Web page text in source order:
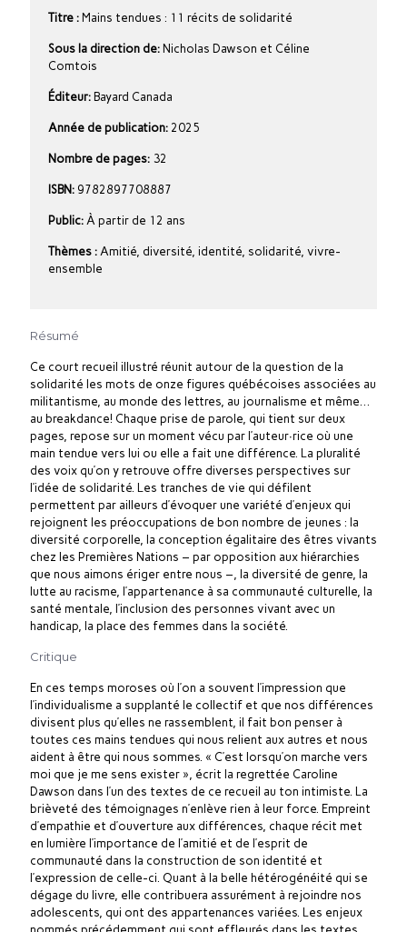
Titre : Mains tendues : 11 récits de solidarité
Sous la direction de: Nicholas Dawson et Céline
Comtois
Éditeur: Bayard Canada
Année de publication: 2025
Nombre de pages: 32
ISBN: 9782897708887
Public: À partir de 12 ans
Thèmes : Amitié, diversité, identité, solidarité, vivre-
ensemble
Résumé
Ce court recueil illustré réunit autour de la question de la
solidarité les mots de onze figures québécoises associées au
militantisme, au monde des lettres, au journalisme et même…
au breakdance! Chaque prise de parole, qui tient sur deux
pages, repose sur un moment vécu par l’auteur∙rice où une
main tendue vers lui ou elle a fait une différence. La pluralité
des voix qu’on y retrouve offre diverses perspectives sur
l’idée de solidarité. Les tranches de vie qui défilent
permettent par ailleurs d’évoquer une variété d’enjeux qui
rejoignent les préoccupations de bon nombre de jeunes : la
diversité corporelle, la conception égalitaire des êtres vivants
chez les Premières Nations – par opposition aux hiérarchies
que nous aimons ériger entre nous –, la diversité de genre, la
lutte au racisme, l’appartenance à sa communauté culturelle, la
santé mentale, l’inclusion des personnes vivant avec un
handicap, la place des femmes dans la société.
Critique
En ces temps moroses où l’on a souvent l’impression que
l’individualisme a supplanté le collectif et que nos différences
divisent plus qu’elles ne rassemblent, il fait bon penser à
toutes ces mains tendues qui nous relient aux autres et nous
aident à être qui nous sommes. « C’est lorsqu’on marche vers
moi que je me sens exister », écrit la regrettée Caroline
Dawson dans l’un des textes de ce recueil au ton intimiste. La
brièveté des témoignages n’enlève rien à leur force. Empreint
d’empathie et d’ouverture aux différences, chaque récit met
en lumière l’importance de l’amitié et de l’esprit de
communauté dans la construction de son identité et
l’expression de celle-ci. Quant à la belle hétérogénéité qui se
dégage du livre, elle contribuera assurément à rejoindre nos
adolescents, qui ont des appartenances variées. Les enjeux